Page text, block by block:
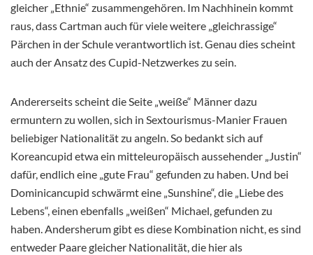
gleicher „Ethnie“ zusammengehören. Im Nachhinein kommt
raus, dass Cartman auch für viele weitere „gleichrassige“
Pärchen in der Schule verantwortlich ist. Genau dies scheint
auch der Ansatz des Cupid-Netzwerkes zu sein.
Andererseits scheint die Seite „weiße“ Männer dazu
ermuntern zu wollen, sich in Sextourismus-Manier Frauen
beliebiger Nationalität zu angeln. So bedankt sich auf
Koreancupid etwa ein mitteleuropäisch aussehender „Justin“
dafür, endlich eine „gute Frau“ gefunden zu haben. Und bei
Dominicancupid schwärmt eine „Sunshine“, die „Liebe des
Lebens“, einen ebenfalls „weißen“ Michael, gefunden zu
haben. Andersherum gibt es diese Kombination nicht, es sind
entweder Paare gleicher Nationalität, die hier als